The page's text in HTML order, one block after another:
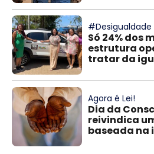
#Desigualdade
Só 24% dos
estrutura
tratar da
Agora é Lei!
Dia da
reivindica
baseada na